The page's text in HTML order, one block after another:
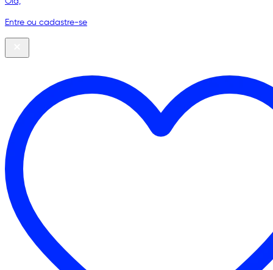
Entre ou cadastre-se